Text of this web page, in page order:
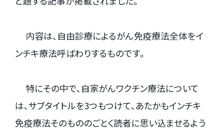
内容は、自由診療によるがん免疫療法全体をイ
ンチキ療法呼ばわりするものです。
特にその中で、自家がんワクチン療法について
は、サブタイトルを3つもつけて、あたかもインチキ
免疫療法そのもののごとく読者に思い込ませるよう